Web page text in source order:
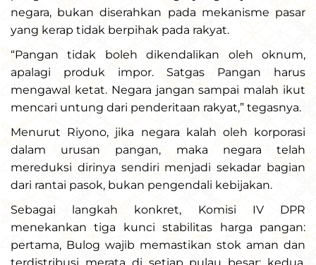
negara, bukan diserahkan pada mekanisme pasar
yang kerap tidak berpihak pada rakyat.
“Pangan tidak boleh dikendalikan oleh oknum,
apalagi produk impor. Satgas Pangan harus
mengawal ketat. Negara jangan sampai malah ikut
mencari untung dari penderitaan rakyat,” tegasnya.
Menurut Riyono, jika negara kalah oleh korporasi
dalam urusan pangan, maka negara telah
mereduksi dirinya sendiri menjadi sekadar bagian
dari rantai pasok, bukan pengendali kebijakan.
Sebagai langkah konkret, Komisi IV DPR
menekankan tiga kunci stabilitas harga pangan:
pertama, Bulog wajib memastikan stok aman dan